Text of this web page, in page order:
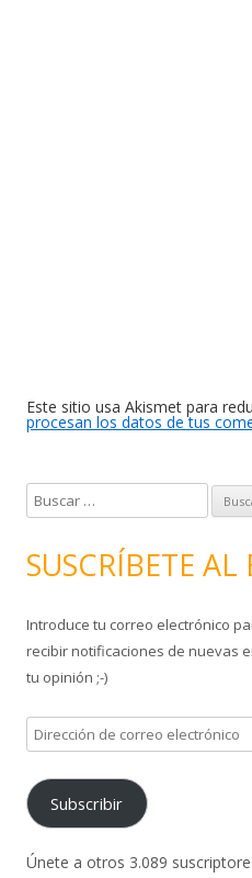
Este sitio usa Akismet para
procesan los datos de tus
u
c
r
:
SUSCRÍBETE AL
Introduce tu correo electrónico
recibir notificaciones de nuevas
tu opinión ;-)
i
e
c
Subscribir
Únete a otros 3.089